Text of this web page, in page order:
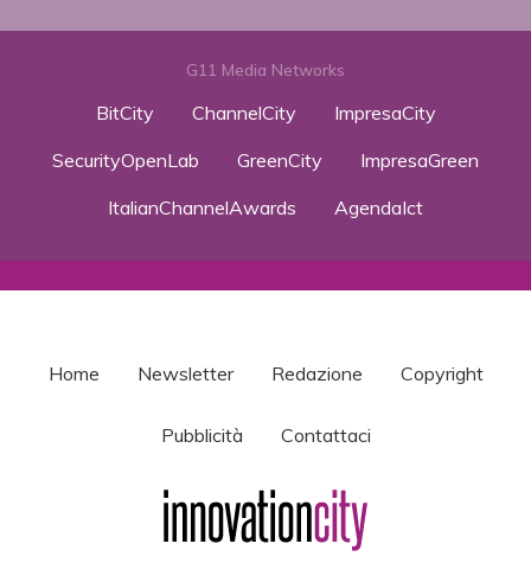
G11 Media Networks
BitCity ChannelCity
ImpresaCity
SecurityOpenLab
GreenCity
ImpresaGreen
ItalianChannelAwards
AgendaIct
Home Newsletter Redazione Copyright
Pubblicità Contattaci